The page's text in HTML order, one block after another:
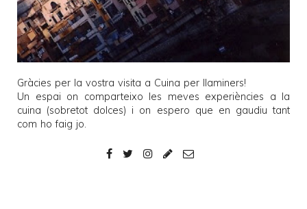
Gràcies per la vostra visita a Cuina per llaminers!
Un espai on comparteixo les meves experiències a la
cuina (sobretot dolces) i on espero que en gaudiu tant
com ho faig jo.